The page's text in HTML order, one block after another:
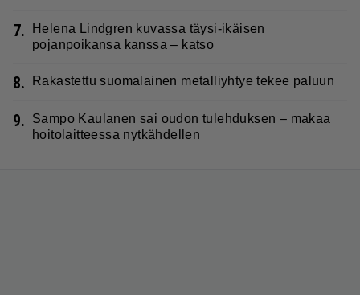
7.
Helena Lindgren kuvassa täysi-ikäisen
pojanpoikansa kanssa – katso
8. Rakastettu suomalainen metalliyhtye tekee paluun
9.
Sampo Kaulanen sai oudon tulehduksen – makaa
hoitolaitteessa nytkähdellen